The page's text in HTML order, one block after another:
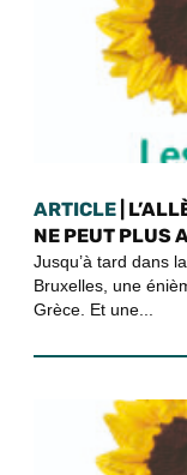
ARTICLE |
NE PEUT PLUS
Jusqu’à tard dans
Bruxelles, une
Grèce. Et une...